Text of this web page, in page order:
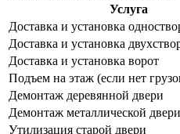
Услуга
Доставка и установка
Доставка и установка
Доставка и установка ворот
Подъем на этаж (если нет
Демонтаж деревянной двери
Демонтаж металлической двери
Утилизация старой двери